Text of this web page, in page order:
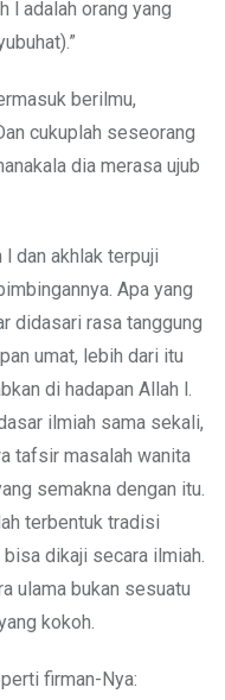
l adalah orang yang
berilmu,
cukuplah seseorang
dia merasa ujub
dan akhlak terpuji
Apa yang
didasari rasa tanggung
umat, lebih dari itu
di hadapan Allah l.
ilmiah sama sekali,
tafsir masalah wanita
semakna dengan itu.
terbentuk tradisi
dikaji secara ilmiah.
ulama bukan sesuatu
kokoh.
firman-Nya: